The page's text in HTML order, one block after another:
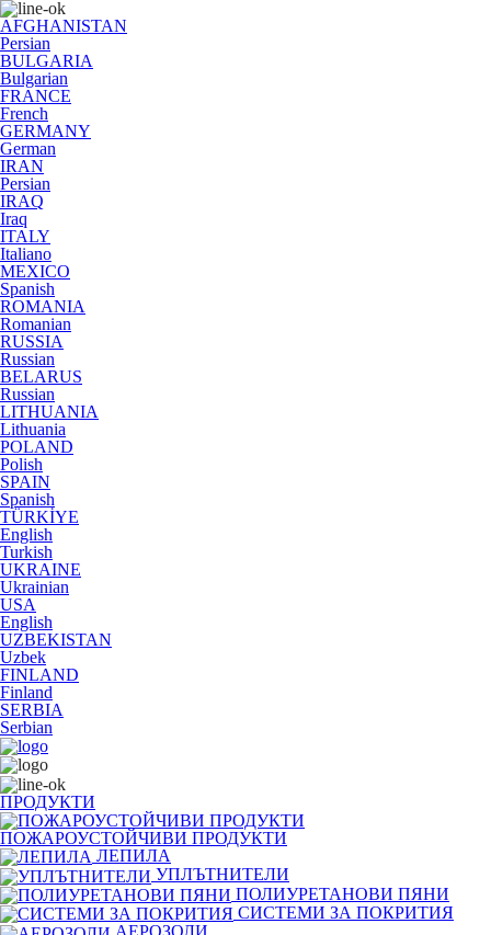
AFGHANISTAN
Persian
BULGARIA
Bulgarian
FRANCE
French
GERMANY
German
IRAN
Persian
IRAQ
Iraq
ITALY
Italiano
MEXICO
Spanish
ROMANIA
Romanian
RUSSIA
Russian
BELARUS
Russian
LITHUANIA
Lithuania
POLAND
Polish
SPAIN
Spanish
TÜRKİYE
English
Turkish
UKRAINE
Ukrainian
USA
English
UZBEKISTAN
Uzbek
FINLAND
Finland
SERBIA
Serbian
ПРОДУКТИ
ПОЖАРОУСТОЙЧИВИ ПРОДУКТИ
ЛЕПИЛА
УПЛЪТНИТЕЛИ
ПОЛИУРЕТАНОВИ ПЯНИ
СИСТЕМИ ЗА ПОКРИТИЯ